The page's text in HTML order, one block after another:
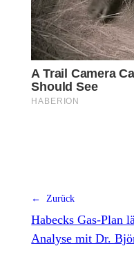
← Zurück
Habecks Gas-Plan
Analyse mit Dr.